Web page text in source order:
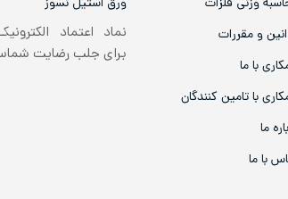
وزنی فلزات
و مقررات
با ما
با تامین کنندگان
ما
با ما
ورق استیل نسوز
نماد اعتماد
برای جلب رضایت